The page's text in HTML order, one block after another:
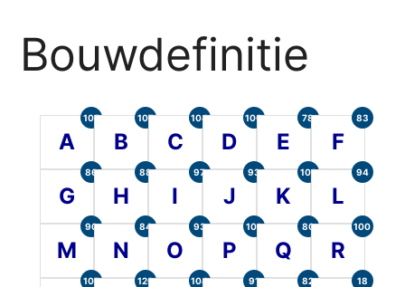
Bouwdefinitie
A
105
B
107
C
104
D
100
E
78
F
83
G
86
H
88
I
97
J
93
K
101
L
94
M
90
N
84
O
93
P
101
Q
80
R
100
107 120 104 91 82 18